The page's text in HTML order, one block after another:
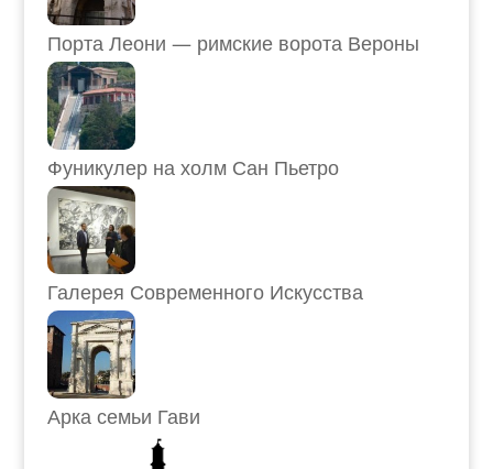
Порта Леони — римские ворота Вероны
Фуникулер на холм Сан Пьетро
Галерея Современного Искусства
Арка семьи Гави